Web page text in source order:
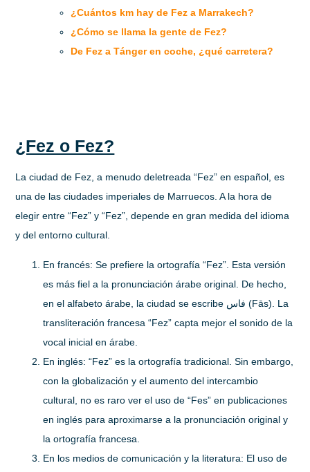
¿Cuántos km hay de Fez a Marrakech?
¿Cómo se llama la gente de Fez?
De Fez a Tánger en coche, ¿qué carretera?
¿Fez o Fez?
La ciudad de Fez, a menudo deletreada “Fez” en español, es
una de las ciudades imperiales de Marruecos. A la hora de
elegir entre “Fez” y “Fez”, depende en gran medida del idioma
y del entorno cultural.
En francés: Se prefiere la ortografía “Fez”. Esta versión
es más fiel a la pronunciación árabe original. De hecho,
en el alfabeto árabe, la ciudad se escribe فاس (Fās). La
transliteración francesa “Fez” capta mejor el sonido de la
vocal inicial en árabe.
En inglés: “Fez” es la ortografía tradicional. Sin embargo,
con la globalización y el aumento del intercambio
cultural, no es raro ver el uso de “Fes” en publicaciones
en inglés para aproximarse a la pronunciación original y
la ortografía francesa.
En los medios de comunicación y la literatura: El uso de